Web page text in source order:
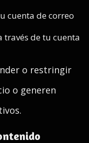
cuenta de correo
de tu cuenta
o restringir
o generen